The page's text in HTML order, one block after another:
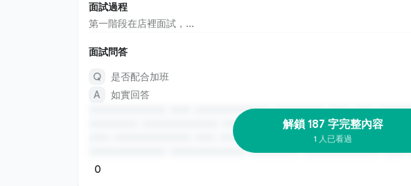
面試過程
第一階段在店裡面試，...
面試問答
是否配合加班
如實回答
解鎖 187 字完整內容
1 人已看過
0